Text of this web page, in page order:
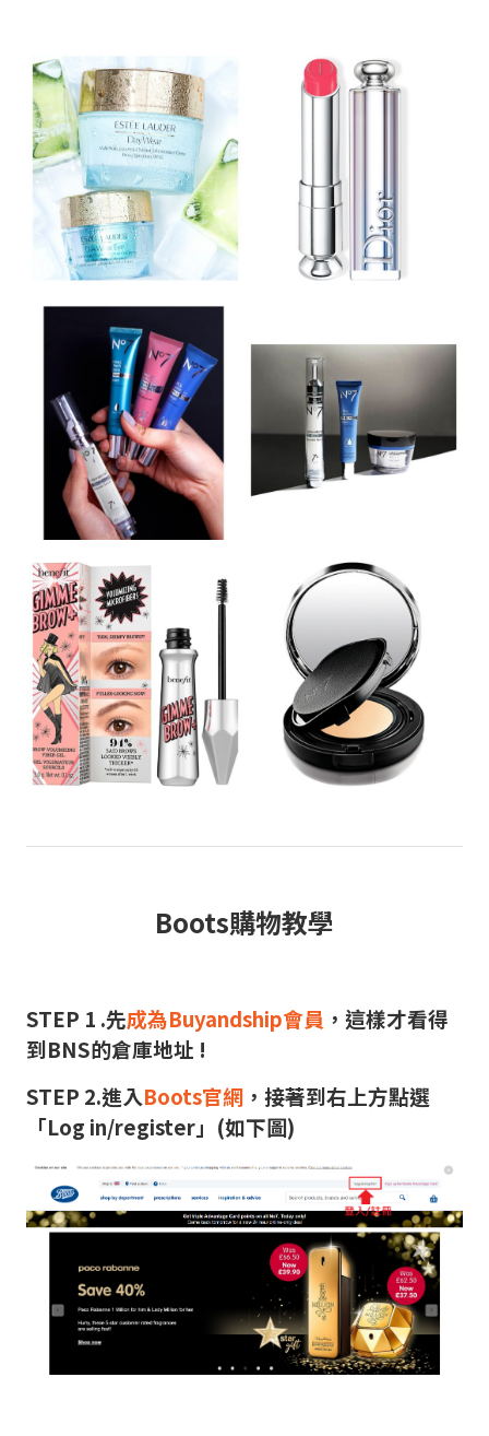
Boots購物教學
STEP 1 .先成為Buyandship會員 ，這樣才看得
到BNS的倉庫地址 !
STEP 2.進入Boots官網 ，接著到右上方點選
「Log in/register」(如下圖)